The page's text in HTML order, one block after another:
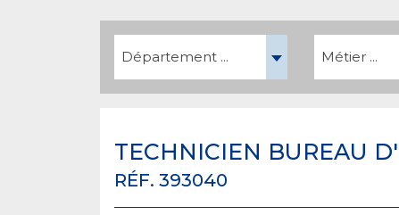
Département ... Métier ...
TECHNICIEN BUREAU
RÉF. 393040